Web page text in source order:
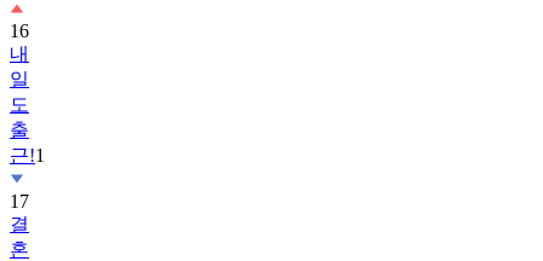
16
내
일
도
출
근!1
17
결
혼